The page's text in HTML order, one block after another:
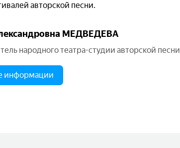
авторской песни.
МЕДВЕДЕВА
народного театра-студии авторской песни
информации